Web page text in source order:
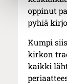
oppinut
pyhiä
Kumpi
kirkon
kaikki